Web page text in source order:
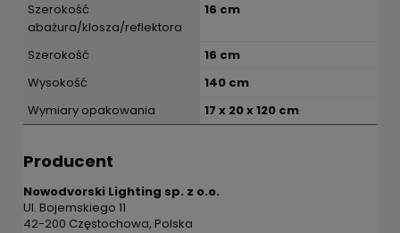
Szerokość
abażura/klosza/reflektora
16 cm
Szerokość
16 cm
Wysokość
140 cm
Wymiary opakowania
17 x 20 x 120 cm
Producent
Nowodvorski Lighting sp. z o.o.
Ul. Bojemskiego 11
42-200 Częstochowa, Polska